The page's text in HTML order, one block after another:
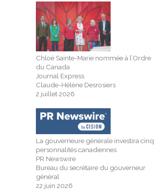
Chloé Sainte-Marie nommée à l’Ordre
du Canada
Journal Express
Claude-Hélène Desrosiers
2 juillet 2026
La gouverneure générale investira cinq
personnalités canadiennes
PR Newswire
Bureau du secrétaire du gouverneur
général
22 juin 2026